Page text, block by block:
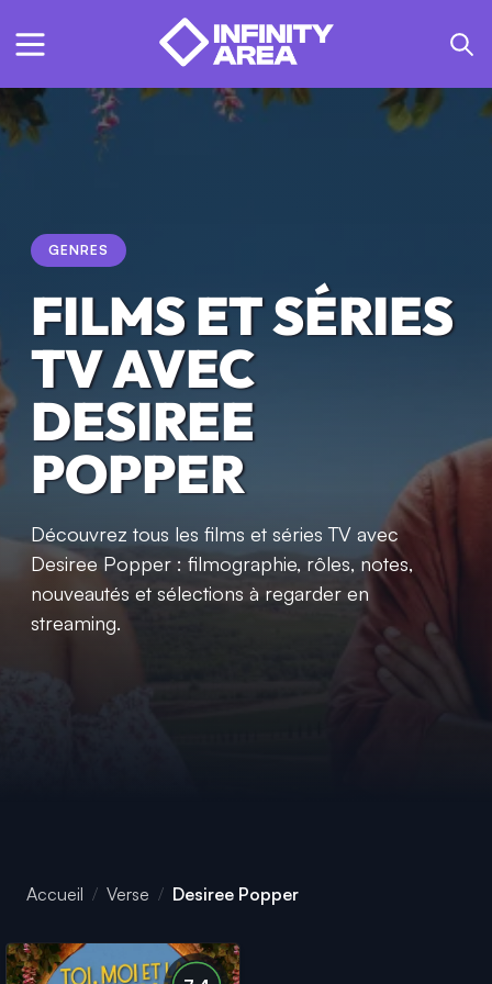
GENRES
FILMS ET SÉRIES
TV AVEC
DESIREE
POPPER
Découvrez tous les films et séries TV avec
Desiree Popper : filmographie, rôles, notes,
nouveautés et sélections à regarder en
streaming.
Accueil Verse Desiree Popper